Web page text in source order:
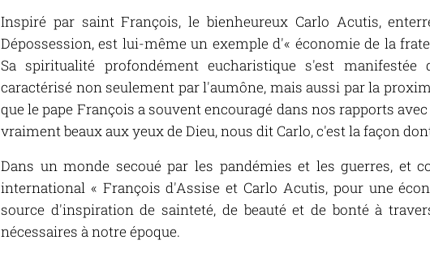
Inspiré par saint François, le bienheureux Carlo Acutis,
Dépossession, est lui-même un exemple d'« économie de la
Sa spiritualité profondément eucharistique s'est
caractérisé non seulement par l'aumône, mais aussi par la
que le pape François a souvent encouragé dans nos rapports
vraiment beaux aux yeux de Dieu, nous dit Carlo, c'est la façon
Dans un monde secoué par les pandémies et les guerres, et
international « François d'Assise et Carlo Acutis, pour une
source d'inspiration de sainteté, de beauté et de bonté à
nécessaires à notre époque.